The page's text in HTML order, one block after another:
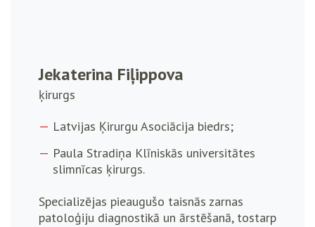
Jekaterina Fiļippova
ķirurgs
Latvijas Ķirurgu Asociācija biedrs;
Paula Stradiņa Klīniskās universitātes
slimnīcas ķirurgs.
Specializējas pieaugušo taisnās zarnas
patoloģiju diagnostikā un ārstēšanā, tostarp